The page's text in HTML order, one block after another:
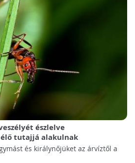
észlelve
élő tutajjá alakulnak
és királynőjüket az árvíztől a